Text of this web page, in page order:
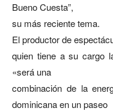
Bueno Cuesta”,
su más reciente tema.
El productor de
quien tiene a su cargo
«será una
combinación de la
dominicana en un paseo